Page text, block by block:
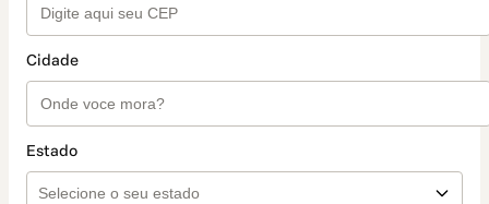
Cidade
Estado